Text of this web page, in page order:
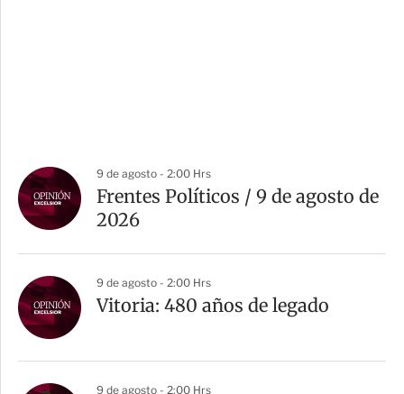
9 de agosto - 2:00 Hrs
Frentes Políticos / 9 de agosto de
2026
9 de agosto - 2:00 Hrs
Vitoria: 480 años de legado
9 de agosto - 2:00 Hrs